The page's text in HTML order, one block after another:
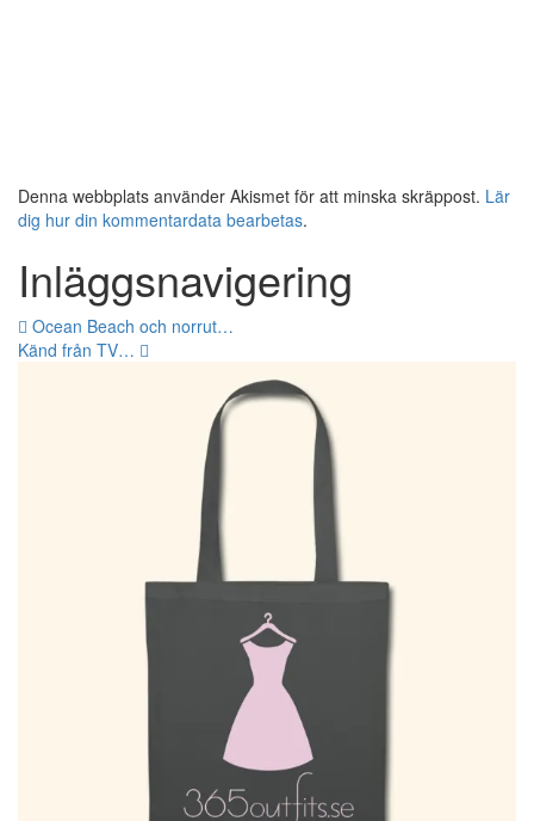
Denna webbplats använder Akismet för att minska skräppost. Lär
dig hur din kommentardata bearbetas.
Inläggsnavigering
Ocean Beach och norrut…
Känd från TV…